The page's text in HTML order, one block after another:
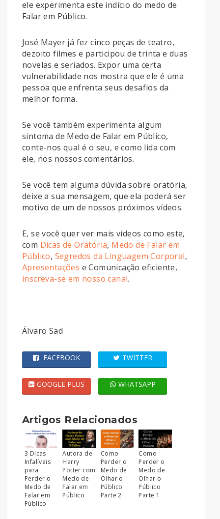
ele experimenta este indício do medo de
Falar em Público.
José Mayer já fez cinco peças de teatro,
dezoito filmes e participou de trinta e duas
novelas e seriados. Expor uma certa
vulnerabilidade nos mostra que ele é uma
pessoa que enfrenta seus desafios da
melhor forma.
Se você também experimenta algum
sintoma de Medo de Falar em Público,
conte-nos qual é o seu, e como lida com
ele, nos nossos comentários.
Se você tem alguma dúvida sobre oratória,
deixe a sua mensagem, que ela poderá ser
motivo de um de nossos próximos vídeos.
E, se você quer ver mais vídeos como este,
com Dicas de Oratória, Medo de Falar em
Público, Segredos da Linguagem Corporal,
Apresentações e Comunicação eficiente,
inscreva-se em nosso canal.
Álvaro Sad
FACEBOOK TWITTER
GOOGLE PLUS WHATSAPP
Artigos Relacionados
3 Dicas
Infalíveis
para
Perder o
Medo de
Falar em
Público
Autora de
Harry
Potter com
Medo de
Falar em
Público
Como
Perder o
Medo de
Olhar o
Público
Parte 2
Como
Perder o
Medo de
Olhar o
Público
Parte 1